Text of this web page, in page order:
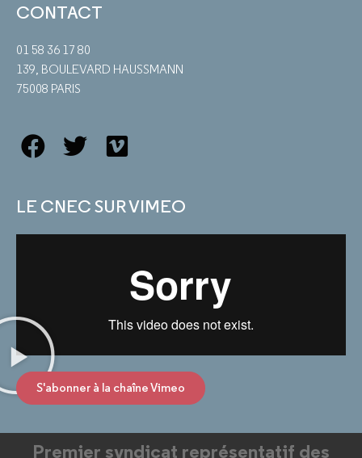
CONTACT
01 58 36 17 80
139, BOULEVARD HAUSSMANN
75008 PARIS
LE CNEC SUR VIMEO
S'abonner à la chaîne Vimeo
Premier syndicat représentatif des